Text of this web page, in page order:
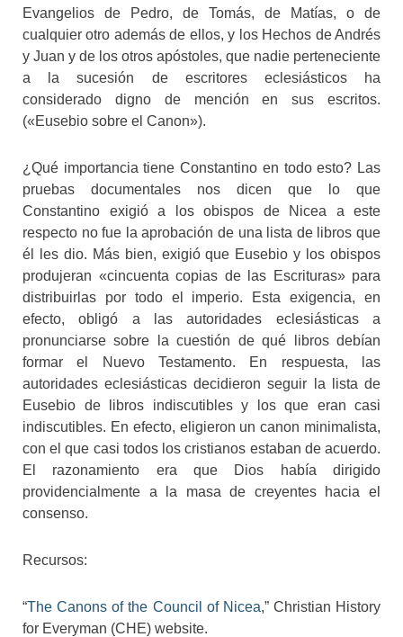
Evangelios de Pedro, de Tomás, de Matías, o de
cualquier otro además de ellos, y los Hechos de Andrés
y Juan y de los otros apóstoles, que nadie perteneciente
a la sucesión de escritores eclesiásticos ha
considerado digno de mención en sus escritos.
(«Eusebio sobre el Canon»).
¿Qué importancia tiene Constantino en todo esto? Las
pruebas documentales nos dicen que lo que
Constantino exigió a los obispos de Nicea a este
respecto no fue la aprobación de una lista de libros que
él les dio. Más bien, exigió que Eusebio y los obispos
produjeran «cincuenta copias de las Escrituras» para
distribuirlas por todo el imperio. Esta exigencia, en
efecto, obligó a las autoridades eclesiásticas a
pronunciarse sobre la cuestión de qué libros debían
formar el Nuevo Testamento. En respuesta, las
autoridades eclesiásticas decidieron seguir la lista de
Eusebio de libros indiscutibles y los que eran casi
indiscutibles. En efecto, eligieron un canon minimalista,
con el que casi todos los cristianos estaban de acuerdo.
El razonamiento era que Dios había dirigido
providencialmente a la masa de creyentes hacia el
consenso.
Recursos:
“The Canons of the Council of Nicea,” Christian History
for Everyman (CHE) website.